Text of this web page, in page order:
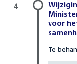
voor
Te
4